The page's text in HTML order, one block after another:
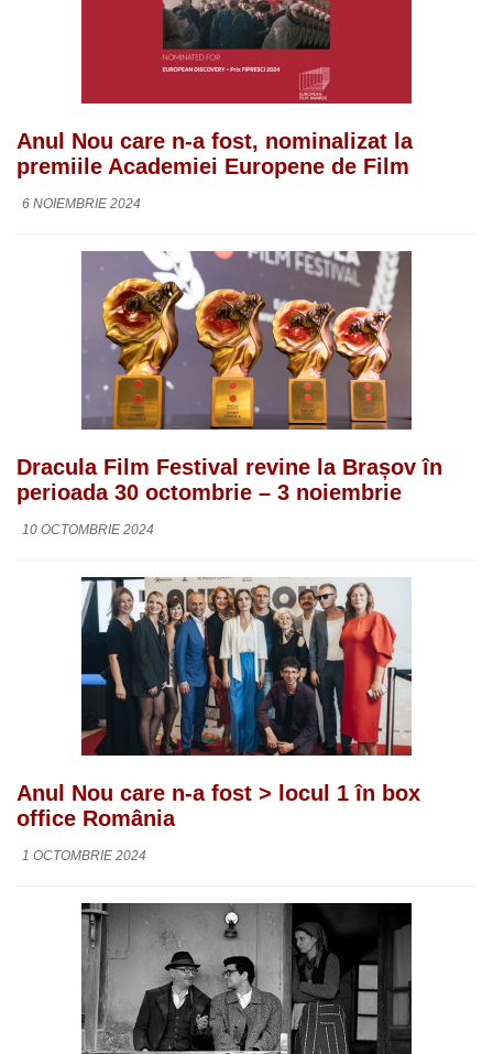
Anul Nou care n-a fost, nominalizat la
premiile Academiei Europene de Film
6 NOIEMBRIE 2024
Dracula Film Festival revine la Brașov în
perioada 30 octombrie – 3 noiembrie
10 OCTOMBRIE 2024
Anul Nou care n-a fost > locul 1 în box
office România
1 OCTOMBRIE 2024